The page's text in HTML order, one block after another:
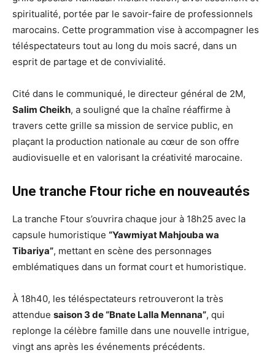
spiritualité, portée par le savoir-faire de professionnels
marocains. Cette programmation vise à accompagner les
téléspectateurs tout au long du mois sacré, dans un
esprit de partage et de convivialité.
Cité dans le communiqué, le directeur général de 2M,
Salim Cheikh, a souligné que la chaîne réaffirme à
travers cette grille sa mission de service public, en
plaçant la production nationale au cœur de son offre
audiovisuelle et en valorisant la créativité marocaine.
Une tranche Ftour riche en nouveautés
La tranche Ftour s’ouvrira chaque jour à 18h25 avec la
capsule humoristique “Yawmiyat Mahjouba wa
Tibariya”, mettant en scène des personnages
emblématiques dans un format court et humoristique.
À 18h40, les téléspectateurs retrouveront la très
attendue saison 3 de “Bnate Lalla Mennana”, qui
replonge la célèbre famille dans une nouvelle intrigue,
vingt ans après les événements précédents.